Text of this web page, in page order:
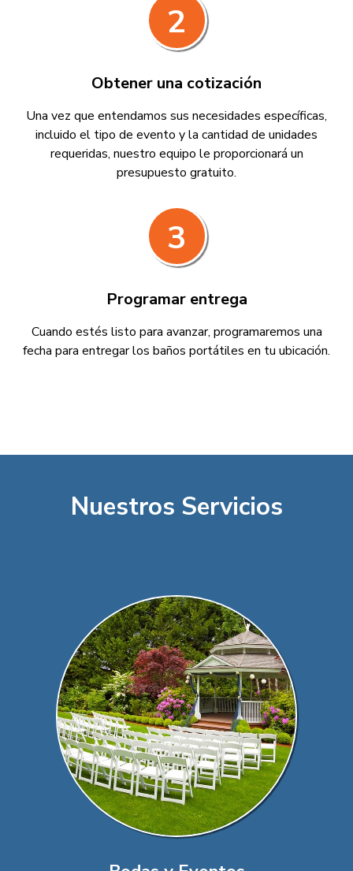
2
Obtener una cotización
Una vez que entendamos sus necesidades específicas,
incluido el tipo de evento y la cantidad de unidades
requeridas, nuestro equipo le proporcionará un
presupuesto gratuito.
3
Programar entrega
Cuando estés listo para avanzar, programaremos una
fecha para entregar los baños portátiles en tu ubicación.
Nuestros Servicios